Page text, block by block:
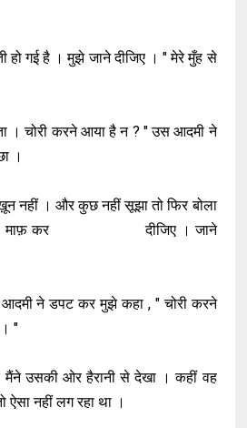
है । मुझे जाने दीजिए । " मेरे मुँह से
करने आया है न ? " उस आदमी ने
।
। और कुछ नहीं सूझा तो फिर बोला
गई । माफ़ कर दीजिए । जाने
डपट कर मुझे कहा , " चोरी करने
"
ओर हैरानी से देखा । कहीं वह
ऐसा नहीं लग रहा था ।